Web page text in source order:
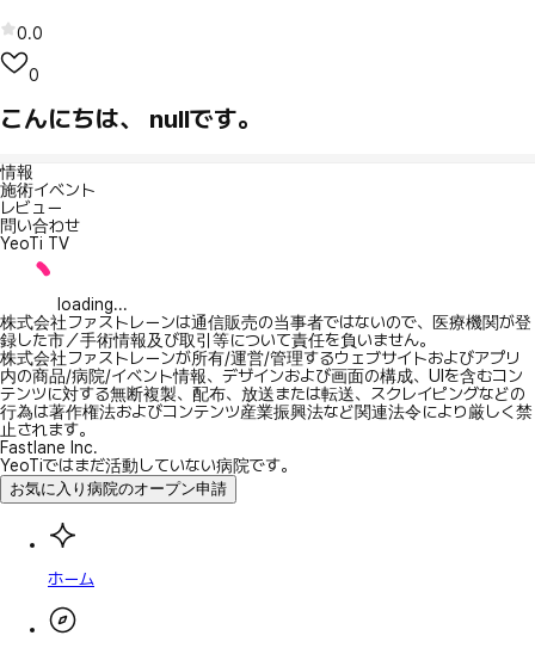
0.0
0
こんにちは、 nullです。
情報
施術イベント
レビュー
問い合わせ
YeoTi TV
loading...
株式会社ファストレーンは通信販売の当事者ではないので、医療機関が登
録した市／手術情報及び取引等について責任を負いません。
株式会社ファストレーンが所有/運営/管理するウェブサイトおよびアプリ
内の商品/病院/イベント情報、デザインおよび画面の構成、UIを含むコン
テンツに対する無断複製、配布、放送または転送、スクレイピングなどの
行為は著作権法およびコンテンツ産業振興法など関連法令により厳しく禁
止されます。
Fastlane Inc.
YeoTiではまだ活動していない病院です。
お気に入り病院のオープン申請
ホーム